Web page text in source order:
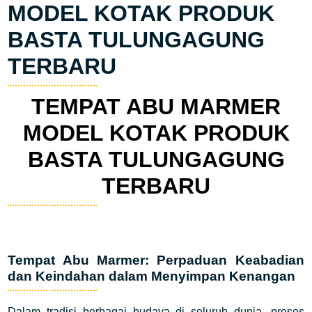
MODEL KOTAK PRODUK
BASTA TULUNGAGUNG
TERBARU
TEMPAT ABU MARMER
MODEL KOTAK PRODUK
BASTA TULUNGAGUNG
TERBARU
Tempat Abu Marmer: Perpaduan Keabadian
dan Keindahan dalam Menyimpan Kenangan